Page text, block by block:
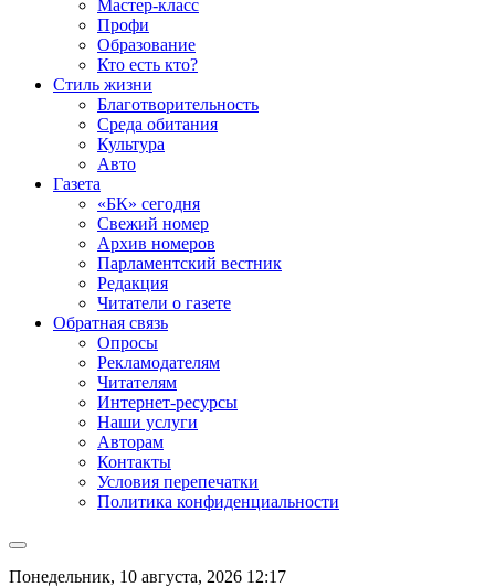
Мастер-класс
Профи
Образование
Кто есть кто?
Стиль жизни
Благотворительность
Среда обитания
Культура
Авто
Газета
«БК» сегодня
Свежий номер
Архив номеров
Парламентский вестник
Редакция
Читатели о газете
Обратная связь
Опросы
Рекламодателям
Читателям
Интернет-ресурсы
Наши услуги
Авторам
Контакты
Условия перепечатки
Политика конфиденциальности
Понедельник, 10 августа, 2026 12:17